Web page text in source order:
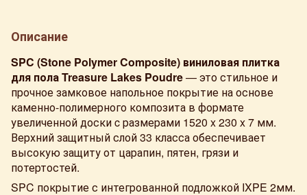
Описание
SPC (Stone Polymer Composite) виниловая плитка
для пола Treasure Lakes Poudre— это стильное и
прочное замковое напольное покрытие на основе
каменно-полимерного композита в формате
увеличенной доски c размерами 1520 x 230 x 7 мм.
Верхний защитный слой 33 класса обеспечивает
высокую защиту от царапин, пятен, грязи и
потертостей.
SPC покрытие с интегрованной подложкой IXPE 2мм.